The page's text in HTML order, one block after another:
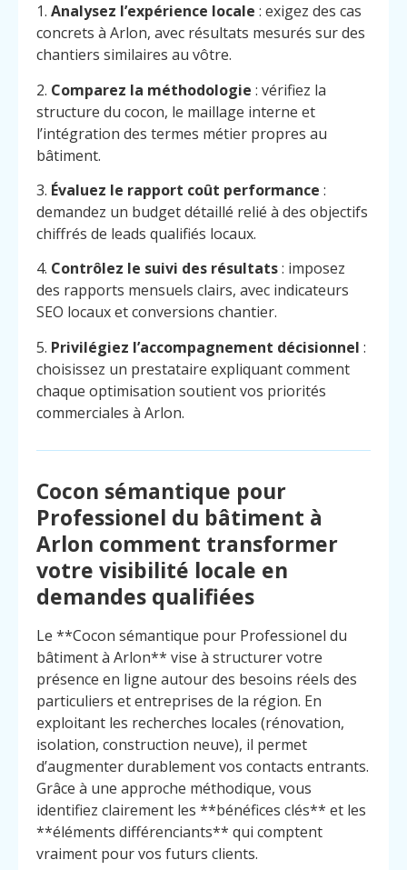
Appelez
1. Analysez l’expérience locale : exigez des cas
concrets à Arlon, avec résultats mesurés sur des
chantiers similaires au vôtre.
2. Comparez la méthodologie : vérifiez la
structure du cocon, le maillage interne et
l’intégration des termes métier propres au
bâtiment.
3. Évaluez le rapport coût performance :
demandez un budget détaillé relié à des objectifs
chiffrés de leads qualifiés locaux.
4. Contrôlez le suivi des résultats: imposez
des rapports mensuels clairs, avec indicateurs
SEO locaux et conversions chantier.
5. Privilégiez l’accompagnement décisionnel :
choisissez un prestataire expliquant comment
chaque optimisation soutient vos priorités
commerciales à Arlon.
Cocon sémantique pour
Professionel du bâtiment à
Arlon comment transformer
votre visibilité locale en
demandes qualifiées
Le **Cocon sémantique pour Professionel du
bâtiment à Arlon** vise à structurer votre
présence en ligne autour des besoins réels des
particuliers et entreprises de la région. En
exploitant les recherches locales (rénovation,
isolation, construction neuve), il permet
d’augmenter durablement vos contacts entrants.
Grâce à une approche méthodique, vous
identifiez clairement les **bénéfices clés** et les
**éléments différenciants** qui comptent
vraiment pour vos futurs clients.